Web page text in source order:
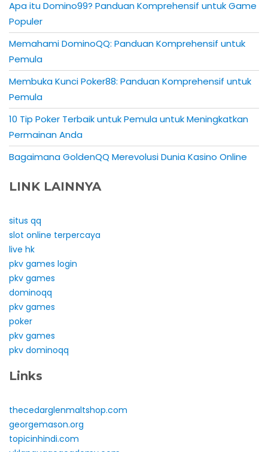
Apa itu Domino99? Panduan Komprehensif untuk Game
Populer
Memahami DominoQQ: Panduan Komprehensif untuk
Pemula
Membuka Kunci Poker88: Panduan Komprehensif untuk
Pemula
10 Tip Poker Terbaik untuk Pemula untuk Meningkatkan
Permainan Anda
Bagaimana GoldenQQ Merevolusi Dunia Kasino Online
LINK LAINNYA
situs qq
slot online terpercaya
live hk
pkv games login
pkv games
dominoqq
pkv games
poker
pkv games
pkv dominoqq
Links
thecedarglenmaltshop.com
georgemason.org
topicinhindi.com